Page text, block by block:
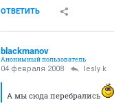
ОТВЕТИТЬ
blackmanov
Анонимный пользователь
04 февраля 2008 lesly k
А мы сюда перебрались